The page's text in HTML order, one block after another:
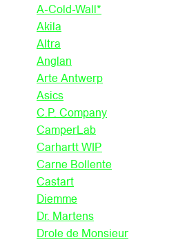
A-Cold-Wall*
Akila
Altra
Anglan
Arte Antwerp
Asics
C.P. Company
CamperLab
Carhartt WIP
Carne Bollente
Castart
Diemme
Dr. Martens
Drole de Monsieur